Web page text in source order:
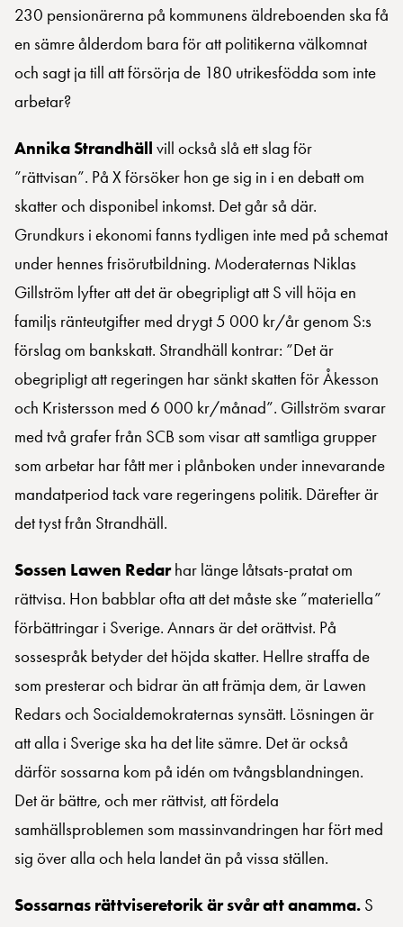
230 pensionärerna på kommunens äldreboenden ska få
en sämre ålderdom bara för att politikerna välkomnat
och sagt ja till att försörja de 180 utrikesfödda som inte
arbetar?
Annika Strandhäll vill också slå ett slag för
”rättvisan”. På X försöker hon ge sig in i en debatt om
skatter och disponibel inkomst. Det går så där.
Grundkurs i ekonomi fanns tydligen inte med på schemat
under hennes frisörutbildning. Moderaternas Niklas
Gillström lyfter att det är obegripligt att S vill höja en
familjs ränteutgifter med drygt 5 000 kr/år genom S:s
förslag om bankskatt. Strandhäll kontrar: ”Det är
obegripligt att regeringen har sänkt skatten för Åkesson
och Kristersson med 6 000 kr/månad”. Gillström svarar
med två grafer från SCB som visar att samtliga grupper
som arbetar har fått mer i plånboken under innevarande
mandatperiod tack vare regeringens politik. Därefter är
det tyst från Strandhäll.
Sossen Lawen Redarhar länge låtsats-pratat om
rättvisa. Hon babblar ofta att det måste ske ”materiella”
förbättringar i Sverige. Annars är det orättvist. På
sossespråk betyder det höjda skatter. Hellre straffa de
som presterar och bidrar än att främja dem, är Lawen
Redars och Socialdemokraternas synsätt. Lösningen är
att alla i Sverige ska ha det lite sämre. Det är också
därför sossarna kom på idén om tvångsblandningen.
Det är bättre, och mer rättvist, att fördela
samhällsproblemen som massinvandringen har fört med
sig över alla och hela landet än på vissa ställen.
Sossarnas rättviseretorik är svår att anamma. S